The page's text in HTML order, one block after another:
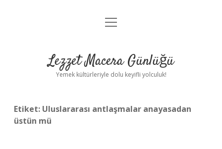
Anasayfa
Yasal Uyarı
menüyü
Lezzet Macera Günlüğü
Yemek kültürleriyle dolu keyifli yolculuk!
Etiket: Uluslararası antlaşmalar anayasadan
üstün mü